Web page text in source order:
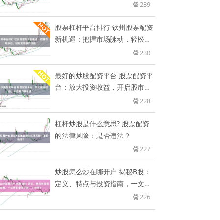
239
股票杠杆平台排行 钦州股票配资
新机遇：把握市场脉动，轻松实
230
最好的炒股配资平台 股票配资平
台：放大投资收益，开启股市新
228
杠杆炒股是什么意思? 股票配资
的法律风险：是否违法？
227
炒股怎么炒在哪开户 揭秘B股：
定义、特点与投资指南，一文带
226